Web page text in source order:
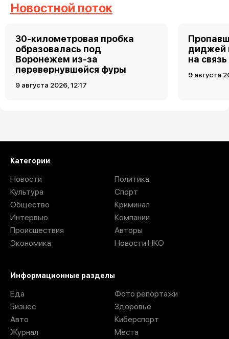
Новостной поток
30-километровая пробка
образовалась под
Воронежем из-за
перевернувшейся фуры
9 августа 2026, 12:17
диджей
на связь
9 августа
Категории
Новости
Культура
Общество
Интервью
Происшествия
Экономика
Политика
Спорт
Криминал
Компании
Авторы
Новости НКО
Информационные разделы
Еда
Бизнес
Авто
Журнал
Фото репортажи
Здоровье
Киберспорт
Места